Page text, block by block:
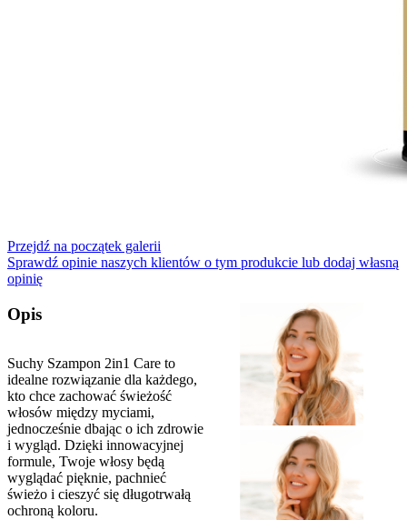
Przejdź na początek galerii
Sprawdź opinie naszych klientów o tym produkcie lub dodaj własną
opinię
Opis
Suchy Szampon 2in1 Care to
idealne rozwiązanie dla każdego,
kto chce zachować świeżość
włosów między myciami,
jednocześnie dbając o ich zdrowie
i wygląd. Dzięki innowacyjnej
formule, Twoje włosy będą
wyglądać pięknie, pachnieć
świeżo i cieszyć się długotrwałą
ochroną koloru.